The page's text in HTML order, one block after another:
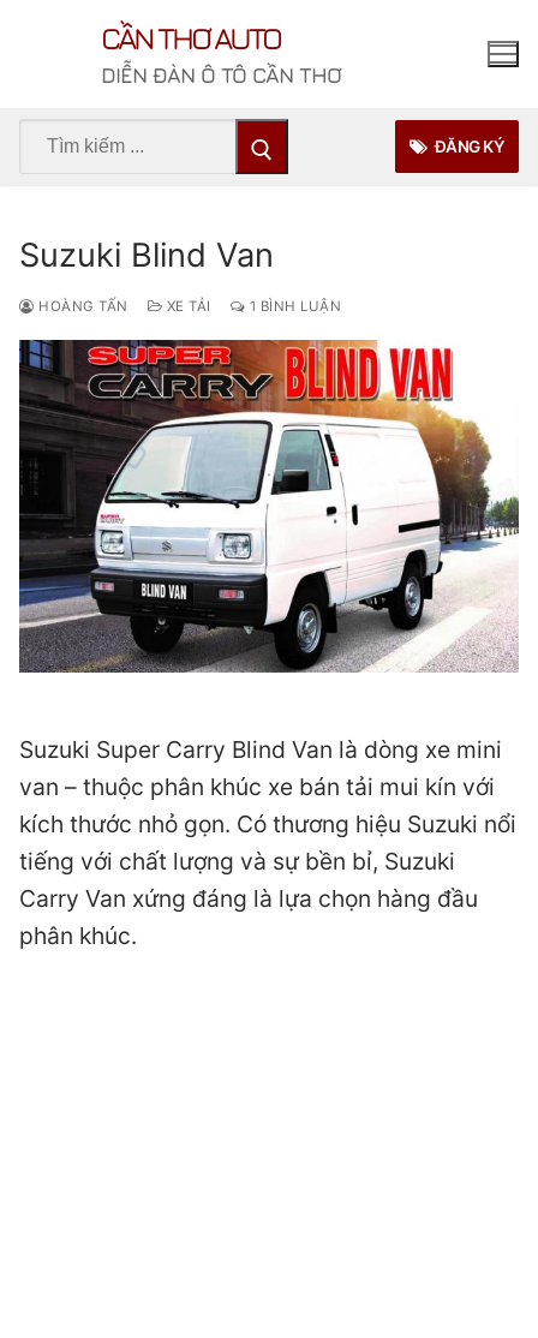
CẦN THƠ AUTO
DIỄN ĐÀN Ô TÔ CẦN THƠ
Tìm
ĐĂNG KÝ
Suzuki Blind Van
HOÀNG TẤN XE TẢI 1 BÌNH LUẬN
Suzuki Super Carry Blind Van là dòng xe mini
van – thuộc phân khúc xe bán tải mui kín với
kích thước nhỏ gọn. Có thương hiệu Suzuki nổi
tiếng với chất lượng và sự bền bỉ, Suzuki
Carry Van xứng đáng là lựa chọn hàng đầu
phân khúc.